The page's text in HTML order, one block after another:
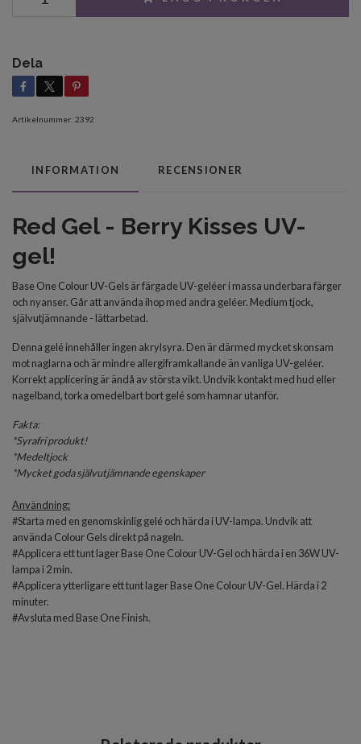
Dela
Artikelnummer: 2392
INFORMATION RECENSIONER
Red Gel - Berry Kisses UV-
gel!
Base One Colour UV-Gels är färgade UV-geléer i massa underbara färger
och nyanser. Går att använda ihop med andra geléer. Medium tjock,
självutjämnande - lättarbetad.
Denna gelé innehåller ingen akrylsyra. Den är därmed mycket skonsam
mot naglarna och är mindre allergiframkallande än vanliga UV-geléer.
Korrekt applicering är ändå av största vikt. Undvik kontakt med hud eller
nagelband, torka omedelbart bort gelé som hamnar utanför.
Fakta:
*Syrafri produkt!
*Medeltjock
*Mycket goda självutjämnande egenskaper
Användning:
#Starta med en genomskinlig gelé och härda i UV-lampa. Undvik att
använda Colour Gels direkt på nageln.
#Applicera ett tunt lager Base One Colour UV-Gel och härda i en 36W UV-
lampa i 2 min.
#Applicera ytterligare ett tunt lager Base One Colour UV-Gel. Härda i 2
minuter.
#Avsluta med Base One Finish.